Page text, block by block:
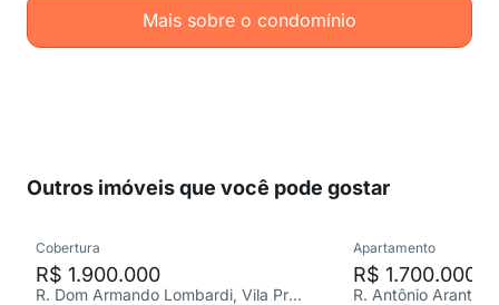
Mais sobre o condomínio
Outros imóveis que você pode gostar
Cobertura
R$ 1.900.000
R. Dom Armando Lombardi, Vila Progredior
Apartamento
R$ 1.700.000
R. Antônio